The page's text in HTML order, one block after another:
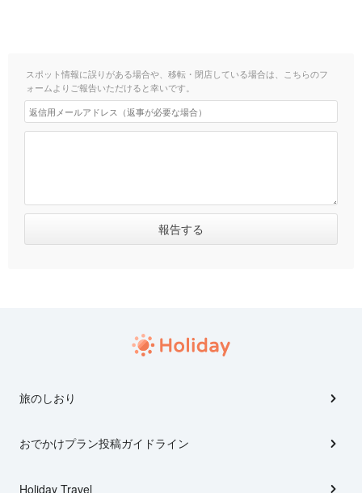
スポット情報に誤りがある場合や、移転・閉店している場合は、こちらのフ
ォームよりご報告いただけると幸いです。
旅のしおり
おでかけプラン投稿ガイドライン
Holiday Travel